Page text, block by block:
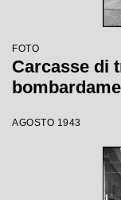
FOTO
Carcasse di
AGOSTO 1943